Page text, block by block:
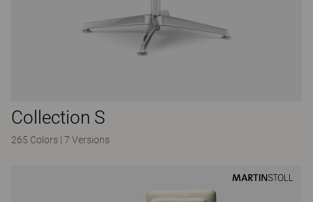
Collection S
265 Colors | 7 Versions